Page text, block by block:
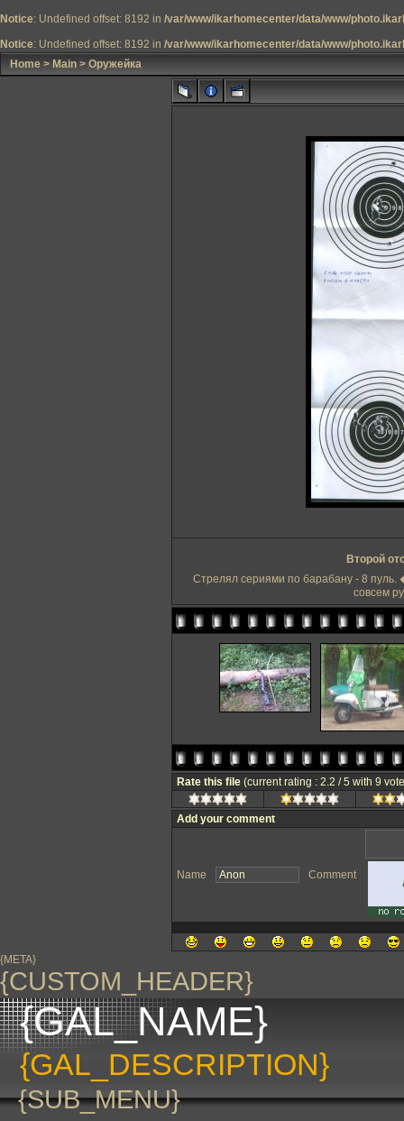
Notice: Undefined offset: 8192 in /var/www/ikarhomecenter/data/www/
Notice: Undefined offset: 8192 in /var/www/ikarhomecenter/data/www/
Home > Main > Оружейка
Второй
Стрелял сериями по барабану - 8 пуль.
совсем
Rate this file (current rating : 2.2 / 5 with 9
Add your comment
Name Comment
{META}
{CUSTOM_HEADER}
{GAL_NAME}
{GAL_DESCRIPTION}
{SUB_MENU}